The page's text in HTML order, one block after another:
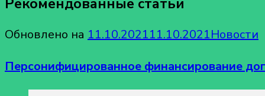
Обновлено на 11.10.202111.10.2021Новости
Персонифицированное финансирование